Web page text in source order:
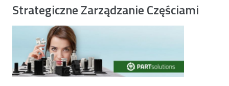
Strategiczne Zarządzanie Częściami